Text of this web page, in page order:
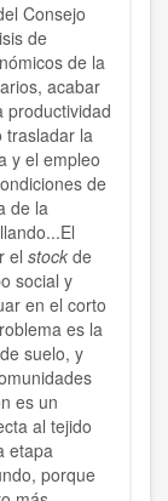
Consejo
de
de la
acabar
productividad
trasladar la
y el empleo
de
de la
el stock de
social y
en el corto
es la
suelo, y
es un
al tejido
etapa
porque